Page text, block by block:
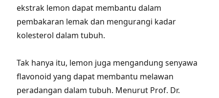
ekstrak lemon dapat membantu dalam
pembakaran lemak dan mengurangi kadar
kolesterol dalam tubuh.
Tak hanya itu, lemon juga mengandung senyawa
flavonoid yang dapat membantu melawan
peradangan dalam tubuh. Menurut Prof. Dr.